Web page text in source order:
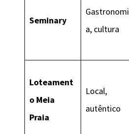
Seminary
Gastronomi
a, cultura
Loteament
o Meia
Praia
Local,
autêntico